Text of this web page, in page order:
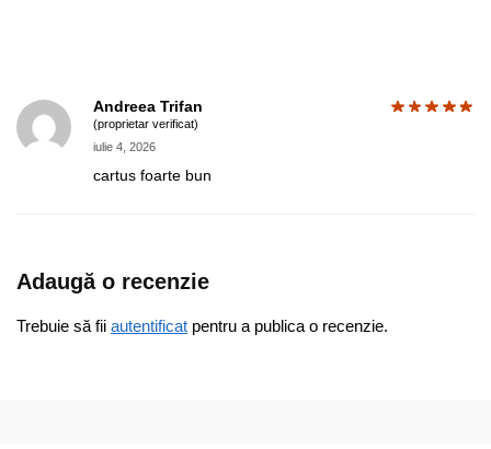
Andreea Trifan
(proprietar verificat)
iulie 4, 2026
cartus foarte bun
Adaugă o recenzie
Trebuie să fii autentificat pentru a publica o recenzie.